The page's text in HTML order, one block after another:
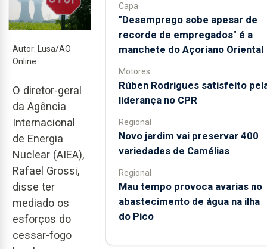
Autor: Lusa/AO
Online
O diretor-geral
da Agência
Internacional
de Energia
Nuclear (AIEA),
Rafael Grossi,
disse ter
mediado os
esforços do
cessar-fogo
Capa
"Desemprego sobe apesar de
recorde de empregados" é a
manchete do Açoriano Oriental
Motores
Rúben Rodrigues satisfeito
liderança no CPR
Regional
Novo jardim vai preservar 400
variedades de Camélias
Regional
Mau tempo provoca avarias no
abastecimento de água na ilha
do Pico